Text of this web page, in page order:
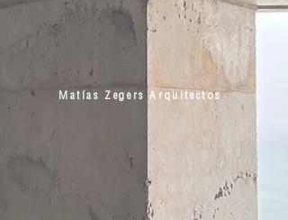
Matías Zegers Arquitectos